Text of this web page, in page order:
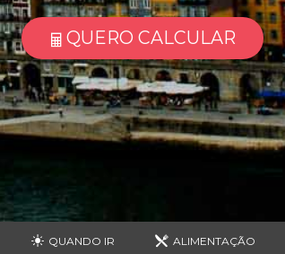
QUERO CALCULAR
QUANDO IR ALIMENTAÇÃO